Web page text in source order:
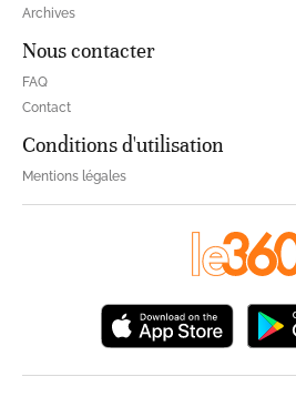
Archives
Nous contacter
FAQ
Contact
Conditions d'utilisation
Mentions légales